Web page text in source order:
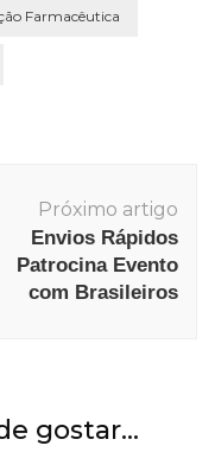
Farmacêutica
Próximo artigo
Envios Rápidos
Patrocina Evento
com Brasileiros
gostar...